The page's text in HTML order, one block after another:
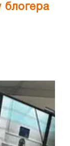
блогера